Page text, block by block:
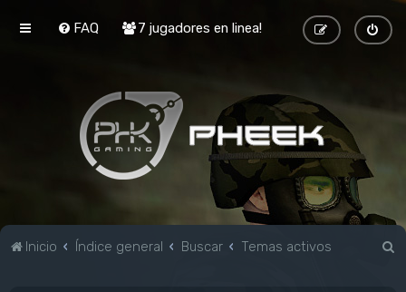
FAQ 7 jugadores en linea!
Inicio Índice general Buscar Temas activos